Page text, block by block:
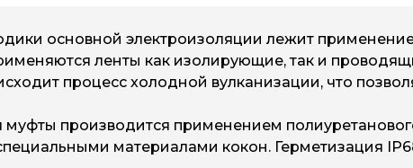
основной электроизоляции лежит
ленты как изолирующие, так и
процесс холодной вулканизации, что
муфты производится применением
материалами кокон. Герметизация